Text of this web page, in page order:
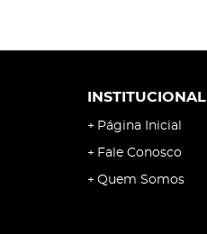
INSTITUCIONAL
Página Inicial
Fale Conosco
Quem Somos